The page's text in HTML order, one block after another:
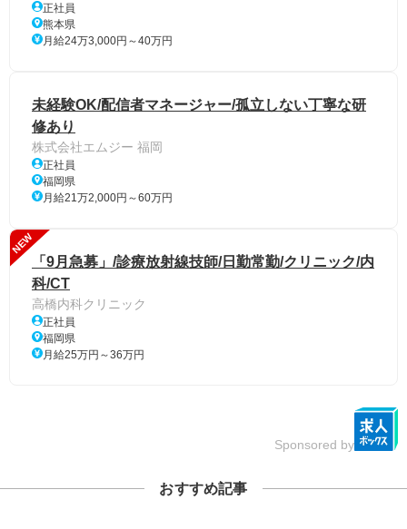
正社員
熊本県
月給24万3,000円～40万円
未経験OK/配信者マネージャー/孤立しない丁寧な研
修あり
株式会社エムジー 福岡
正社員
福岡県
月給21万2,000円～60万円
NEW
「9月急募」/診療放射線技師/日勤常勤/クリニック/内
科/CT
高橋内科クリニック
正社員
福岡県
月給25万円～36万円
Sponsored by
おすすめ記事